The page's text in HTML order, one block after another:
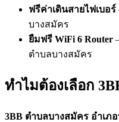
ฟรีค่าเดินสายไฟเบอร์
บางสมัคร
ยืมฟรี WiFi 6 Router
ตำบลบางสมัคร
ทำไมต้องเลือก
3BB ตำบลบางสมัคร อำเภ